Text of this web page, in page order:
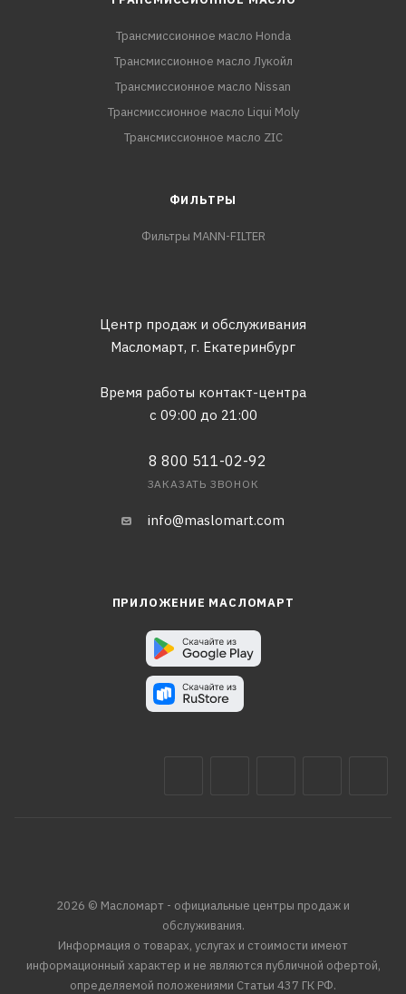
Трансмиссионное масло Honda
Трансмиссионное масло Лукойл
Трансмиссионное масло Nissan
Трансмиссионное масло Liqui Moly
Трансмиссионное масло ZIC
ФИЛЬТРЫ
Фильтры MANN-FILTER
Центр продаж и обслуживания
Масломарт, г. Екатеринбург
Время работы контакт-центра
с 09:00 до 21:00
8 800 511-02-92
ЗАКАЗАТЬ ЗВОНОК
info@maslomart.com
ПРИЛОЖЕНИЕ МАСЛОМАРТ
2026 © Масломарт - официальные центры продаж и
обслуживания.
Информация о товарах, услугах и стоимости имеют
информационный характер и не являются публичной офертой,
определяемой положениями Статьи 437 ГК РФ.